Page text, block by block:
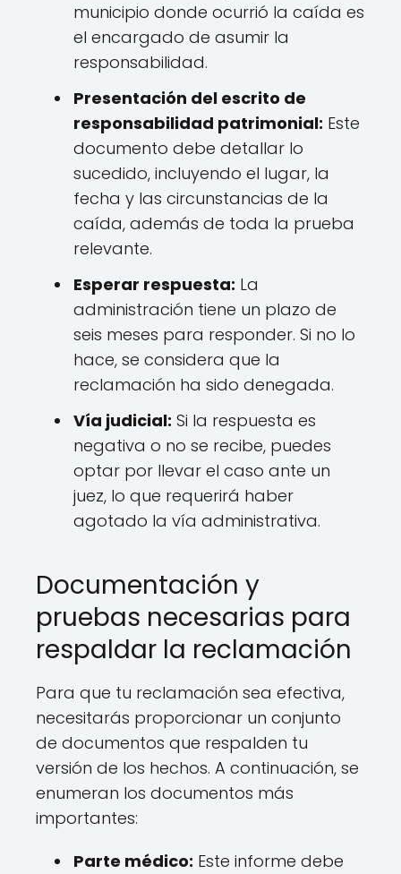
municipio donde ocurrió la caída es
el encargado de asumir la
responsabilidad.
Presentación del escrito de
responsabilidad patrimonial: Este
documento debe detallar lo
sucedido, incluyendo el lugar, la
fecha y las circunstancias de la
caída, además de toda la prueba
relevante.
Esperar respuesta: La
administración tiene un plazo de
seis meses para responder. Si no lo
hace, se considera que la
reclamación ha sido denegada.
Vía judicial: Si la respuesta es
negativa o no se recibe, puedes
optar por llevar el caso ante un
juez, lo que requerirá haber
agotado la vía administrativa.
Documentación y
pruebas necesarias para
respaldar la reclamación
Para que tu reclamación sea efectiva,
necesitarás proporcionar un conjunto
de documentos que respalden tu
versión de los hechos. A continuación, se
enumeran los documentos más
importantes:
Parte médico: Este informe debe